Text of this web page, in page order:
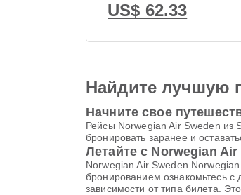
US$ 62.33
Найдите лучшую
Начните свое
Рейсы Norwegian Air Sweden из
бронировать заранее и
Летайте с Norwegian Air
Norwegian Air Sweden
бронированием ознакомьтесь
зависимости от типа билета.